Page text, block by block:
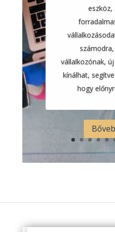
eszköz,
vállalkozónak,
kínálhat,
hogy